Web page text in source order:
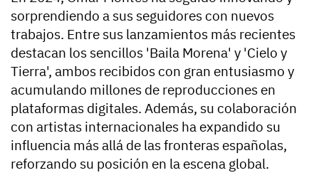
sorprendiendo a sus seguidores con nuevos
trabajos. Entre sus lanzamientos más recientes
destacan los sencillos 'Baila Morena' y 'Cielo y
Tierra', ambos recibidos con gran entusiasmo y
acumulando millones de reproducciones en
plataformas digitales. Además, su colaboración
con artistas internacionales ha expandido su
influencia más allá de las fronteras españolas,
reforzando su posición en la escena global.